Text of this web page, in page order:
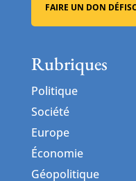
FAIRE UN DON
Rubriques
Politique
Société
Europe
Économie
Géopolitique